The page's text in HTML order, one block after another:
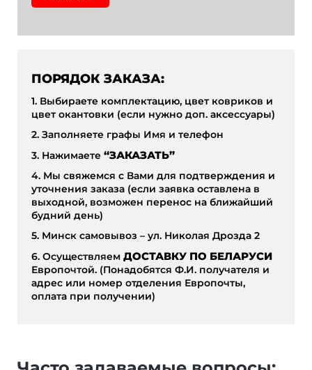
ПОРЯДОК ЗАКАЗА:
1. Выбираете комплектацию, цвет ковриков и
цвет окантовки (если нужно доп. аксессуары)
2. Заполняете графы Имя и телефон
3. Нажимаете “ЗАКАЗАТЬ”
4. Мы свяжемся с Вами для подтверждения и
уточнения заказа (если заявка оставлена в
выходной, возможен перенос на ближайший
будний день)
5. Минск самовывоз – ул. Николая Дрозда 2
6. Осуществляем ДОСТАВКУ ПО БЕЛАРУСИ
Европочтой. (Понадобятся Ф.И. получателя и
адрес или номер отделения Европочты,
оплата при получении)